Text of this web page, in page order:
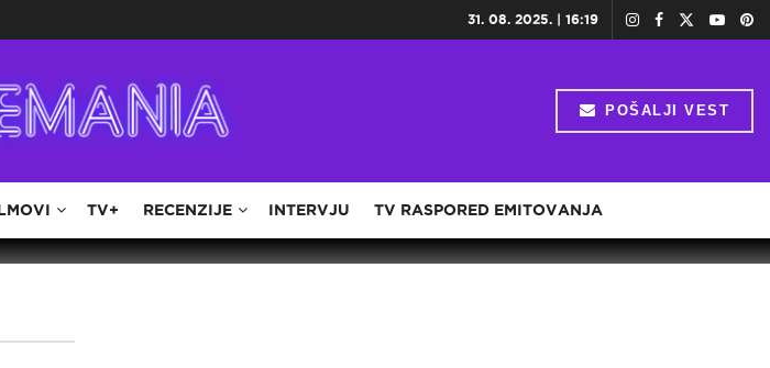
31. 08. 2025. | 16:19
POŠALJI VEST
TV+ RECENZIJE INTERVJU TV RASPORED EMITOVANJA